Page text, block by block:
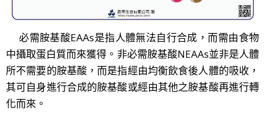
必需胺基酸EAAs是指人體無法自行合成，而需由食物
中攝取蛋白質而來獲得。非必需胺基酸NEAAs並非是人體
所不需要的胺基酸，而是指經由均衡飲食後人體的吸收，
其可自身進行合成的胺基酸或經由其他之胺基酸再進行轉
化而來。